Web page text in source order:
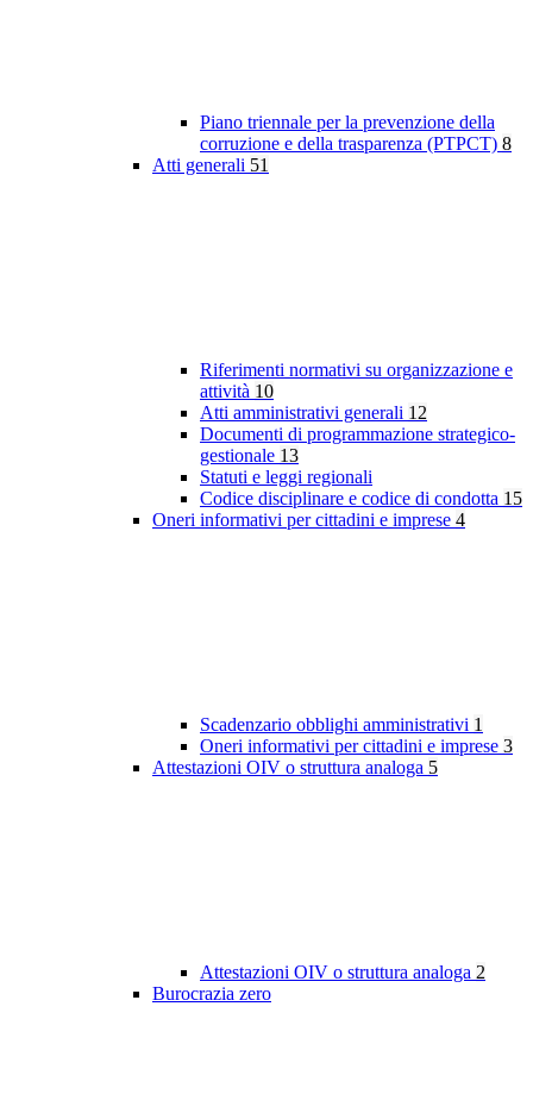
Piano triennale per la prevenzione della
corruzione e della trasparenza (PTPCT) 8
Atti generali 51
Riferimenti normativi su organizzazione e
attività 10
Atti amministrativi generali 12
Documenti di programmazione strategico-
gestionale 13
Statuti e leggi regionali
Codice disciplinare e codice di condotta 15
Oneri informativi per cittadini e imprese 4
Scadenzario obblighi amministrativi 1
Oneri informativi per cittadini e imprese 3
Attestazioni OIV o struttura analoga 5
Attestazioni OIV o struttura analoga 2
Burocrazia zero